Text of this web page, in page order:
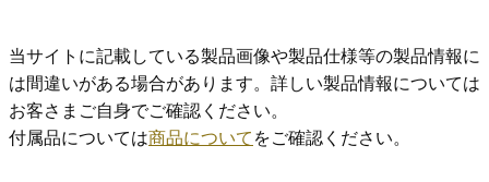
当サイトに記載している製品画像や製品仕様等の製品情報に
は間違いがある場合があります。詳しい製品情報については
お客さまご自身でご確認ください。
付属品については商品について をご確認ください。